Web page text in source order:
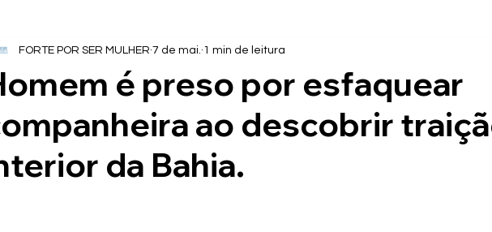
Bahia Utilidade Pública Violência Contra Mulher
é preso por esfaquear
ao descobrir
da Bahia.
FORTE POR SER MULHER 7 de mai. 1 min de leitura